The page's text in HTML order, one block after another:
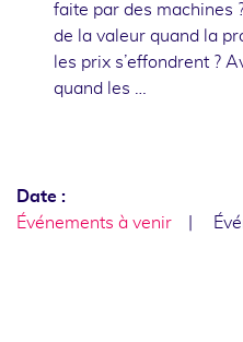
faite par des machines
de la valeur quand la
les prix s’effondrent ?
quand les …
Date :
Événements à venir